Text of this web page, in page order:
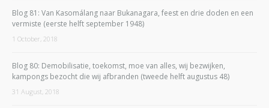
Blog 81: Van Kasomálang naar Bukanagara, feest en drie doden en een
vermiste (eerste helft september 1948)
1 October, 2018
Blog 80: Demobilisatie, toekomst, moe van alles, wij bezwijken,
kampongs bezocht die wij afbranden (tweede helft augustus 48)
31 August, 2018